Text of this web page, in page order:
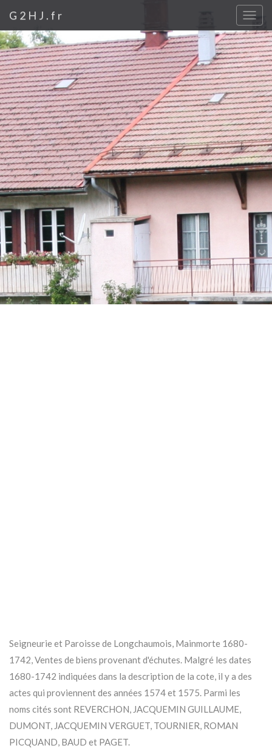
G2HJ.fr
Seigneurie et Paroisse de Longchaumois, Mainmorte 1680-
1742, Ventes de biens provenant d'échutes. Malgré les dates
1680-1742 indiquées dans la description de la cote, il y a des
actes qui proviennent des années 1574 et 1575. Parmi les
noms cités sont REVERCHON, JACQUEMIN GUILLAUME,
DUMONT, JACQUEMIN VERGUET, TOURNIER, ROMAN
PICQUAND, BAUD et PAGET.